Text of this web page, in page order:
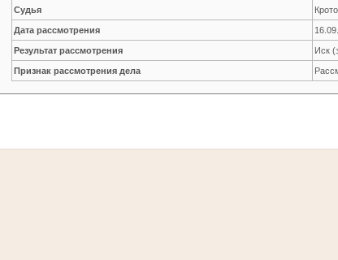
Судья
Дата рассмотрения
Результат рассмотрения Иск
Признак рассмотрения дела